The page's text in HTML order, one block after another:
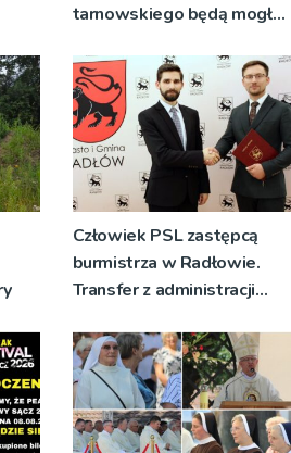
tarnowskiego będą mogły
badania
Człowiek PSL zastępcą
burmistrza w Radłowie.
Transfer z administracji
samorządowej